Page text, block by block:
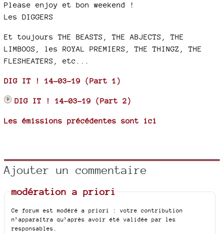
Please enjoy et bon weekend !
Les DIGGERS
Et toujours THE BEASTS, THE ABJECTS, THE
LIMBOOS, les ROYAL PREMIERS, THE THINGZ, THE
FLESHEATERS, etc...
DIG IT ! 14-03-19 (Part 1)
DIG IT ! 14-03-19 (Part 2)
Les émissions précédentes sont ici
Ajouter un commentaire
modération a priori
Ce forum est modéré a priori : votre contribution
n’apparaîtra qu’après avoir été validée par les
responsables.